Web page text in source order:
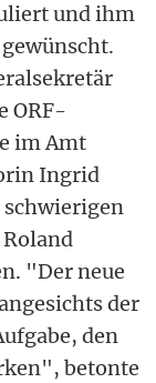
und ihm
ORF-
im Amt
Ingrid
schwierigen
"Der neue
der
den
betonte